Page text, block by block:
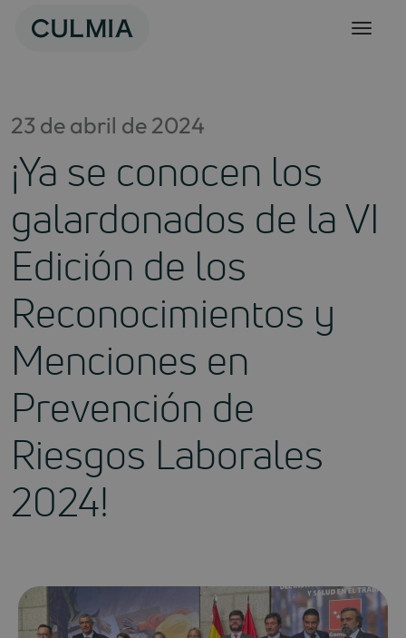
23 de abril de 2024
¡Ya se conocen los
galardonados de la VI
Edición de los
Reconocimientos y
Menciones en
Prevención de
Riesgos Laborales
2024!